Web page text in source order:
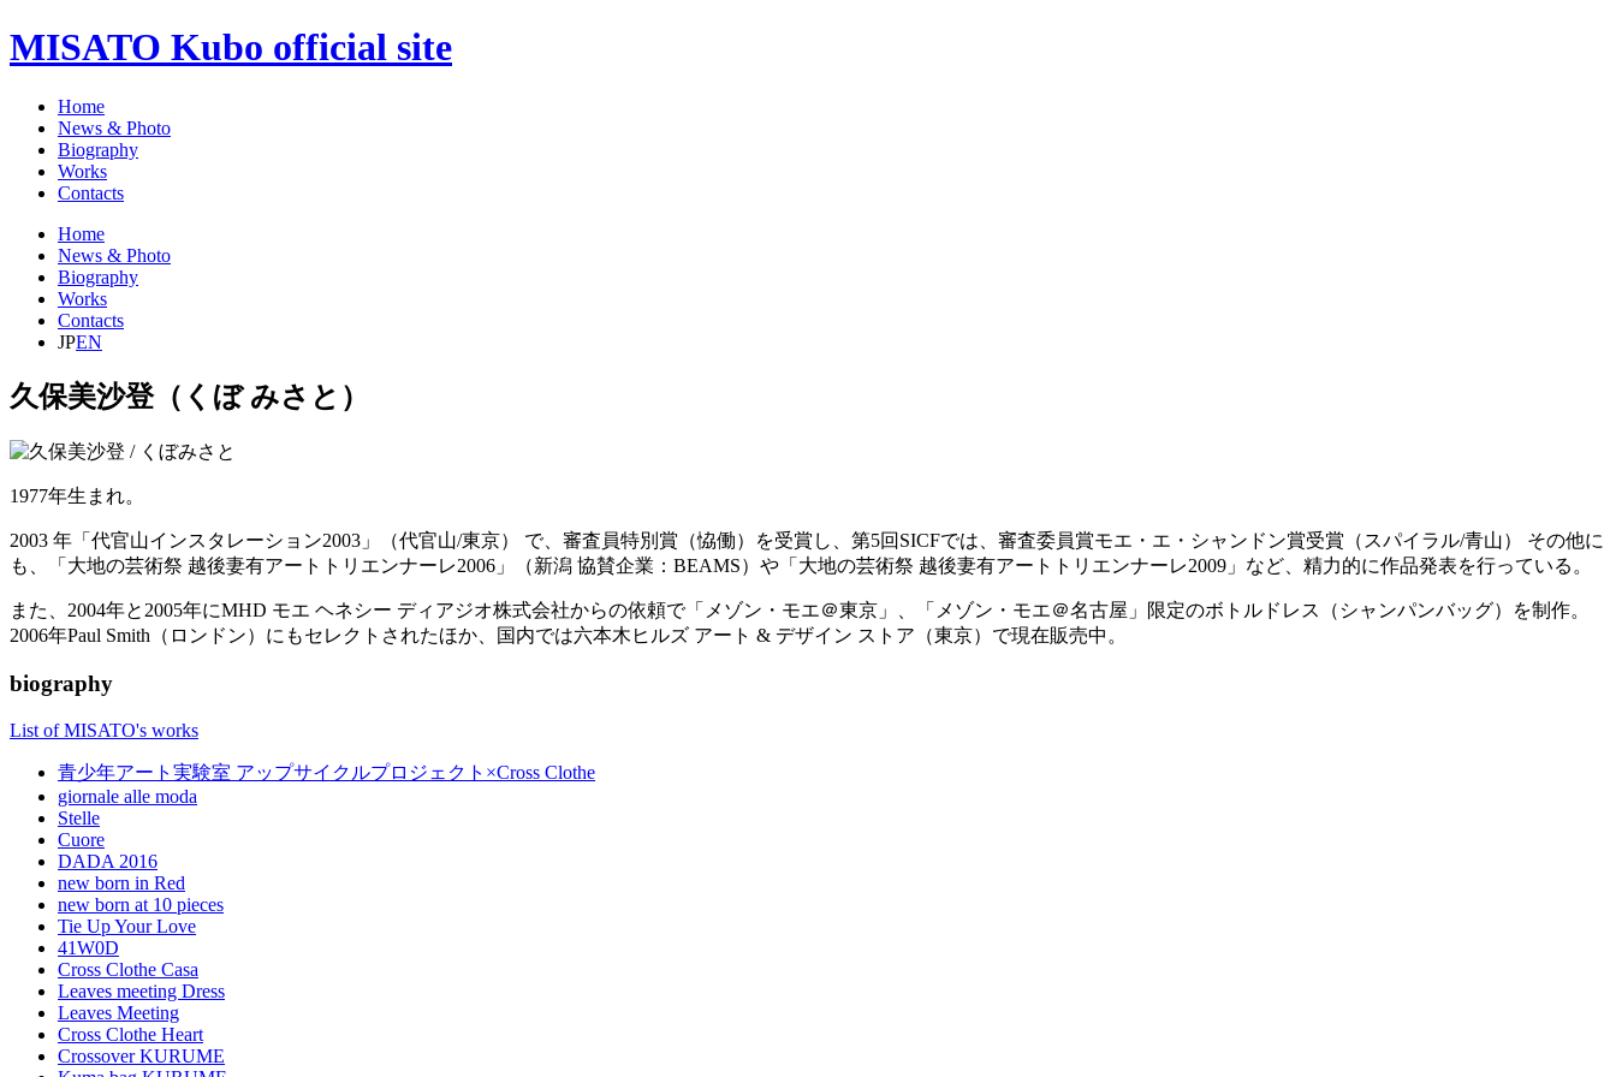
MISATO Kubo official site
Home
News & Photo
Biography
Works
Contacts
Home
News & Photo
Biography
Works
Contacts
JPEN
久保美沙登（くぼ みさと）
1977年生まれ。
2003 年「代官山インスタレーション2003」（代官山/東京） で、審査員特別賞（恊働）を受賞し、第5回SICFでは、審査委員賞モエ・エ・シャンドン賞受賞（スパイラル/青山） その他に
も、「大地の芸術祭 越後妻有アートトリエンナーレ2006」（新潟 協賛企業：BEAMS）や「大地の芸術祭 越後妻有アートトリエンナーレ2009」など、精力的に作品発表を行っている。
また、2004年と2005年にMHD モエ ヘネシー ディアジオ株式会社からの依頼で「メゾン・モエ＠東京」、「メゾン・モエ＠名古屋」限定のボトルドレス（シャンパンバッグ）を制作。
2006年Paul Smith（ロンドン）にもセレクトされたほか、国内では六本木ヒルズ アート & デザイン ストア（東京）で現在販売中。
biography
List of MISATO's works
青少年アート実験室 アップサイクルプロジェクト×Cross Clothe
giornale alle moda
Stelle
Cuore
DADA 2016
new born in Red
new born at 10 pieces
Tie Up Your Love
41W0D
Cross Clothe Casa
Leaves meeting Dress
Leaves Meeting
Cross Clothe Heart
Crossover KURUME